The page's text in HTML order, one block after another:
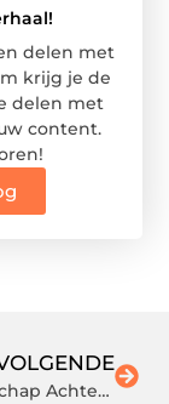
delen met
krijg je de
delen met
content.
De Wetenschap Achter Perfecte Krullen: Een Föhn Die Het Verschil Maakt